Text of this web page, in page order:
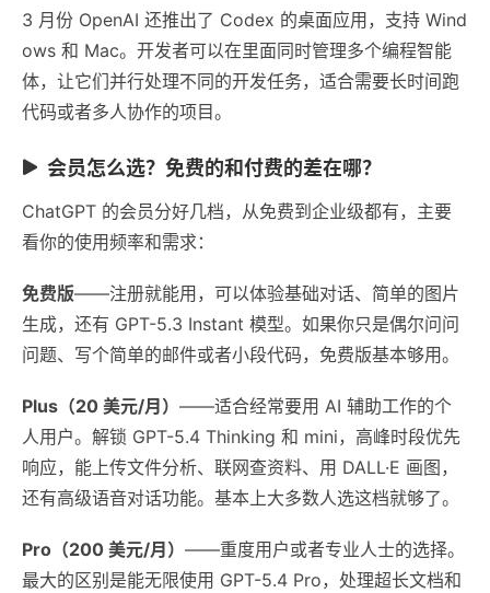
3 月份 OpenAI 还推出了 Codex 的桌面应用，支持 Wind
ows 和 Mac。开发者可以在里面同时管理多个编程智能
体，让它们并行处理不同的开发任务，适合需要长时间跑
代码或者多人协作的项目。
会员怎么选？免费的和付费的差在哪？
ChatGPT 的会员分好几档，从免费到企业级都有，主要
看你的使用频率和需求：
免费版——注册就能用，可以体验基础对话、简单的图片
生成，还有 GPT-5.3 Instant 模型。如果你只是偶尔问问
问题、写个简单的邮件或者小段代码，免费版基本够用。
Plus（20 美元/月） ——适合经常要用 AI 辅助工作的个
人用户。解锁 GPT-5.4 Thinking 和 mini，高峰时段优先
响应，能上传文件分析、联网查资料、用 DALL·E 画图，
还有高级语音对话功能。基本上大多数人选这档就够了。
Pro（200 美元/月） ——重度用户或者专业人士的选择。
最大的区别是能无限使用 GPT-5.4 Pro，处理超长文档和